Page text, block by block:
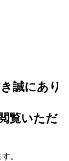
誠にあり
覧いただ
。